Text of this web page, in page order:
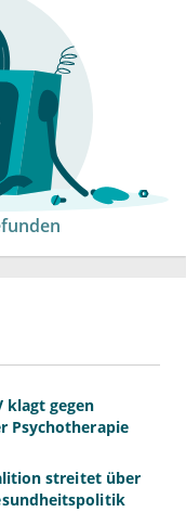
klagt gegen
Psychotherapie
streitet über